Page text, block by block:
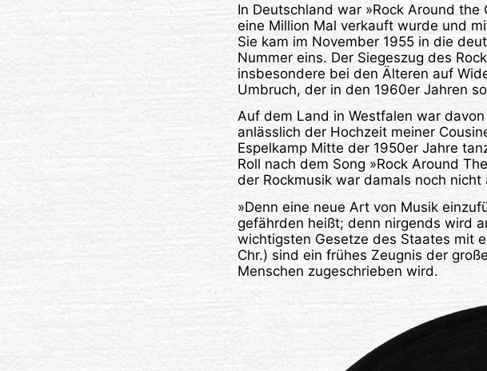
In Deutschland war »Rock Around
eine Million Mal verkauft wurde und
Sie kam im November 1955 in die
Nummer eins. Der Siegeszug des
insbesondere bei den Älteren auf
Umbruch, der in den 1960er Jahren
Auf dem Land in Westfalen war
anlässlich der Hochzeit meiner
Espelkamp Mitte der 1950er Jahre
Roll nach dem Song »Rock Around
der Rockmusik war damals noch
»Denn eine neue Art von Musik
gefährden heißt; denn nirgends wird
wichtigsten Gesetze des Staates mit
Chr.) sind ein frühes Zeugnis der
Menschen zugeschrieben wird.